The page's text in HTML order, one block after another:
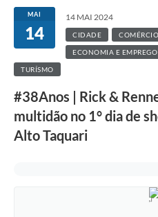
MAI
14
14 MAI 2024
CIDADE COMÉRCIO
ECONOMIA E EMPREGO
TURÍSMO
#38Anos | Rick &
multidão no 1° dia de
Alto Taquari